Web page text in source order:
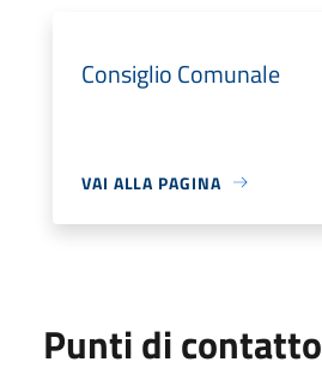
Consiglio Comunale
VAI ALLA PAGINA
Punti di contatto